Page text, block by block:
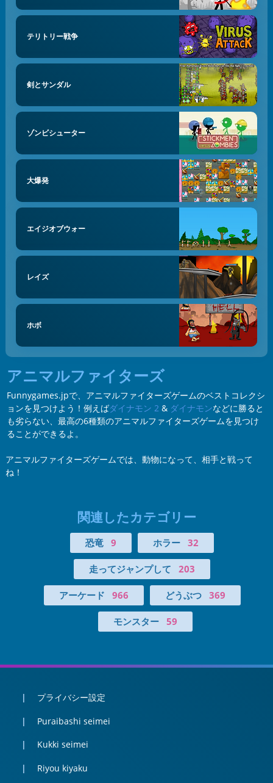
テリトリー戦争
剣とサンダル
ゾンビシューター
大爆発
エイジオブウォー
レイズ
ホボ
アニマルファイターズ
Funnygames.jpで、アニマルファイターズゲームのベストコレクシ
ョンを見つけよう！例えばダイナモン 2 & ダイナモンなどに勝ると
も劣らない、最高の6種類のアニマルファイターズゲームを見つけ
ることができるよ。
アニマルファイターズゲームでは、動物になって、相手と戦って
ね！
関連したカテゴリー
恐竜 9 ホラー 32
走ってジャンプして 203
アーケード 966 どうぶつ 369
モンスター 59
プライバシー設定
Puraibashi seimei
Kukki seimei
Riyou kiyaku